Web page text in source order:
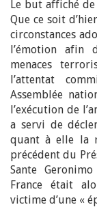
Le but affiché
Que ce soit
circonstances
l’émotion afin
menaces
l’attentat
Assemblée
l’exécution de
a servi de
quant à elle la
précédent du
Sante
France était
victime d’une «